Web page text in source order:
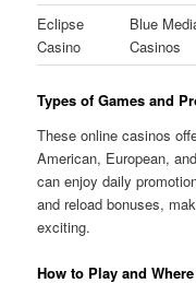
Eclipse
Casino
Blue
Casinos
Types of Games and
These online casinos
American, European,
can enjoy daily
and reload bonuses,
exciting.
How to Play and